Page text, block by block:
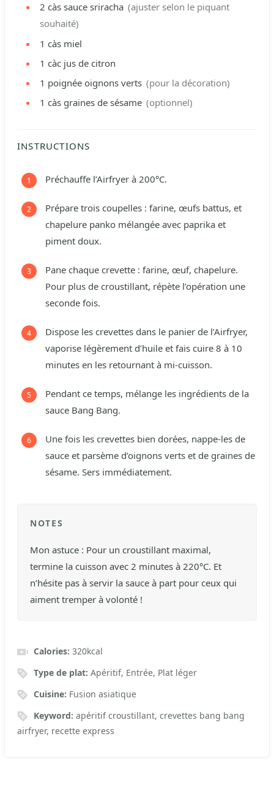
2 càs sauce sriracha (ajuster selon le piquant
souhaité)
1 càs miel
1 càc jus de citron
1 poignée oignons verts (pour la décoration)
1 càs graines de sésame (optionnel)
INSTRUCTIONS
Préchauffe l’Airfryer à 200°C.
Prépare trois coupelles : farine, œufs battus, et
chapelure panko mélangée avec paprika et
piment doux.
Pane chaque crevette : farine, œuf, chapelure.
Pour plus de croustillant, répète l’opération une
seconde fois.
Dispose les crevettes dans le panier de l’Airfryer,
vaporise légèrement d’huile et fais cuire 8 à 10
minutes en les retournant à mi-cuisson.
Pendant ce temps, mélange les ingrédients de la
sauce Bang Bang.
Une fois les crevettes bien dorées, nappe-les de
sauce et parsème d’oignons verts et de graines de
sésame. Sers immédiatement.
NOTES
Mon astuce : Pour un croustillant maximal,
termine la cuisson avec 2 minutes à 220°C. Et
n’hésite pas à servir la sauce à part pour ceux qui
aiment tremper à volonté !
Calories:320kcal
Type de plat:Apéritif, Entrée, Plat léger
Cuisine: Fusion asiatique
Keyword:apéritif croustillant, crevettes bang bang
airfryer, recette express